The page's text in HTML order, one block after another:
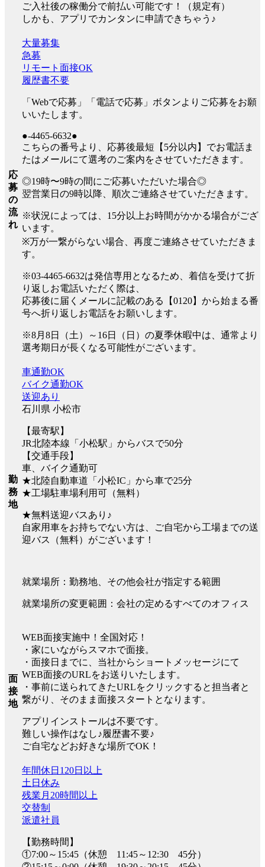
ご入社後の稼働分で前払い可能です！（規定有）
しかも、アプリでカンタンに申請できちゃう♪
応
募
の
流
れ
大量募集
急募
リモート面接OK
履歴書不要
「Webで応募」「電話で応募」ボタンよりご応募をお願
いいたします。
●-4465-6632●
こちらの番号より、応募後最短【5分以内】でお電話ま
たはメールにて選考のご案内をさせていただきます。
◎19時〜9時の間にご応募いただいた場合◎
翌営業日の9時以降、順次ご連絡させていただきます。
※状況によっては、15分以上お時間がかかる場合がござ
います。
※万が一繋がらない場合、再度ご連絡させていただきま
す。
※03-4465-6632は発信専用となるため、着信を受けて折
り返しお電話いただく際は、
応募後に届くメールに記載のある【0120】から始まる番
号へ折り返しお電話をお願いします。
※8月8日（土）～16日（日）の夏季休暇中は、通常より
選考期日が長くなる可能性がございます。
勤
務
地
車通勤OK
バイク通勤OK
送迎あり
石川県 小松市
【最寄駅】
JR北陸本線「小松駅」からバスで50分
【交通手段】
車、バイク通勤可
★北陸自動車道「小松IC」から車で25分
★工場駐車場利用可（無料）
★無料送迎バスあり♪
自家用車をお持ちでない方は、ご自宅から工場までの送
迎バス（無料）がございます！
就業場所：勤務地、その他会社が指定する範囲
就業場所の変更範囲：会社の定めるすべてのオフィス
面
接
地
WEB面接実施中！全国対応！
・家にいながらスマホで面接。
・面接日までに、当社からショートメッセージにて
WEB面接のURLをお送りいたします。
・事前に送られてきたURLをクリックすると担当者と
繋がり、そのまま面接スタートとなります。
アプリインストールは不要です。
難しい操作はなし♪履歴書不要♪
ご自宅などお好きな場所でOK！
年間休日120日以上
土日休み
残業月20時間以上
交替制
派遣社員
【勤務時間】
①7:00～15:45（休憩 11:45～12:30 45分）